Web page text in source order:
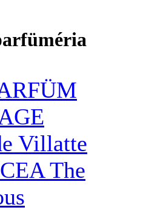
Villatte
The